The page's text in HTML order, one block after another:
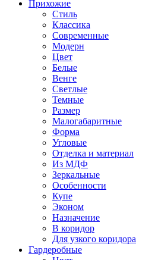
Прихожие
Стиль
Классика
Современные
Модерн
Цвет
Белые
Венге
Светлые
Темные
Размер
Малогабаритные
Форма
Угловые
Отделка и материал
Из МДФ
Зеркальные
Особенности
Купе
Эконом
Назначение
В коридор
Для узкого коридора
Гардеробные